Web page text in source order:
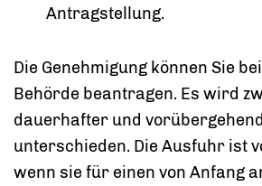
Antragstellung.
Die Genehmigung können Sie
Behörde beantragen. Es wird
dauerhafter und
unterschieden. Die Ausfuhr ist
wenn sie für einen von Anfang